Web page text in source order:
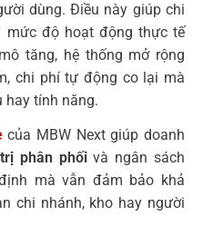
dùng. Điều này giúp chi
mức độ hoạt động thực tế
tăng, hệ thống mở rộng
chi phí tự động co lại mà
hay tính năng.
của MBW Next giúp doanh
phân phốivà ngân sách
mà vẫn đảm bảo khả
chi nhánh, kho hay người